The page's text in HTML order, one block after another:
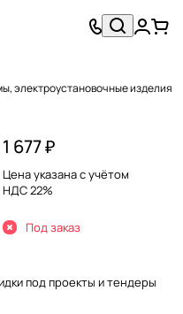
электроустановочные изделия
1 677 ₽
Цена указана с учётом
НДС 22%
Под заказ
под проекты и тендеры